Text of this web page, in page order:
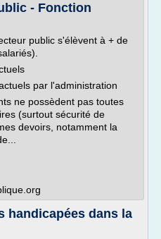
- Fonction
public s'élèvent à + de
par l'administration
ne possèdent pas toutes
(surtout sécurité de
devoirs, notamment la
handicapées dans la